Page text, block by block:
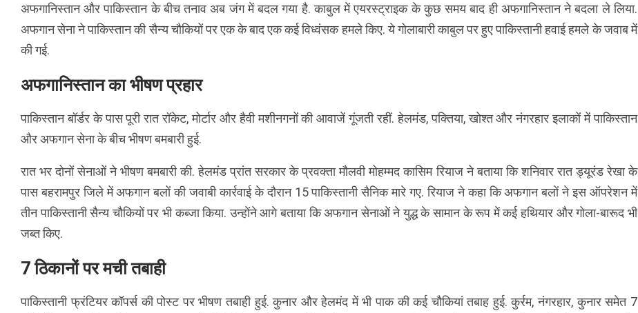
अफगानिस्तान और पाकिस्तान के बीच तनाव अब जंग में बदल गया है. काबुल में एयरस्ट्राइक के कुछ समय बाद ही अफगानिस्तान ने बदला ले लिया.
अफगान सेना ने पाकिस्तान की सैन्य चौकियों पर एक के बाद एक कई विध्वंसक हमले किए. ये गोलाबारी काबुल पर हुए पाकिस्तानी हवाई हमले के जवाब में
की गई.
अफगानिस्तान का भीषण प्रहार
पाकिस्तान बॉर्डर के पास पूरी रात रॉकेट, मोर्टार और हैवी मशीनगनों की आवाजें गूंजती रहीं. हेलमंड, पक्तिया, खोश्त और नंगरहार इलाकों में पाकिस्तान
और अफगान सेना के बीच भीषण बमबारी हुई.
रात भर दोनों सेनाओं ने भीषण बमबारी की. हेलमंड प्रांत सरकार के प्रवक्ता मौलवी मोहम्मद कासिम रियाज ने बताया कि शनिवार रात ड्यूरंड रेखा के
पास बहरामपुर जिले में अफगान बलों की जवाबी कार्रवाई के दौरान 15 पाकिस्तानी सैनिक मारे गए. रियाज ने कहा कि अफगान बलों ने इस ऑपरेशन में
तीन पाकिस्तानी सैन्य चौकियों पर भी कब्जा किया. उन्होंने आगे बताया कि अफगान सेनाओं ने युद्ध के सामान के रूप में कई हथियार और गोला-बारूद भी
जब्त किए.
7 ठिकानों पर मची तबाही
पाकिस्तानी फ्रंटियर कॉपर्स की पोस्ट पर भीषण तबाही हुई. कुनार और हेलमंद में भी पाक की कई चौकियां तबाह हुई. कुर्रम, नंगरहार, कुनार समेत 7